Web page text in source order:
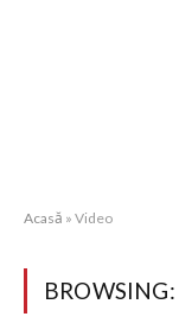
Acasă » Video
BROWSING: